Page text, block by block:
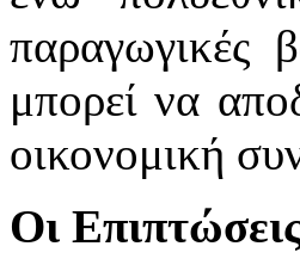
παραγωγικές
μπορεί να
οικονομική
Οι